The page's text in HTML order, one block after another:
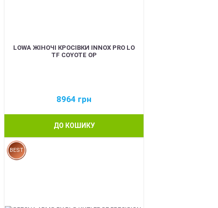
LOWA ЖІНОЧІ КРОСІВКИ INNOX PRO LO
TF COYOTE OP
8964 грн
ДО КОШИКУ
BEST